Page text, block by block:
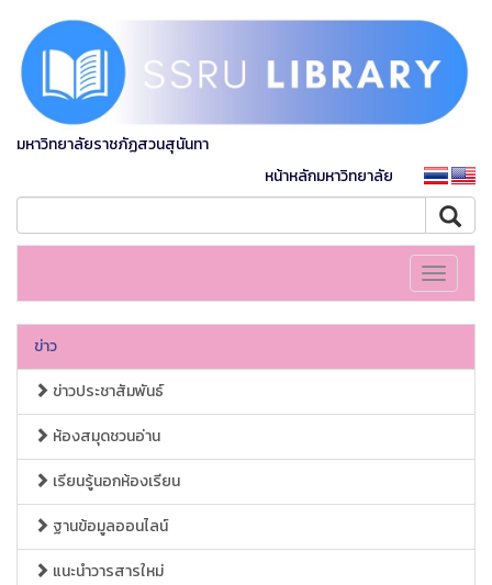
มหาวิทยาลัยราชภัฏสวนสุนันทา
หน้าหลักมหาวิทยาลัย
Toggle
ข่าว
ข่าวประชาสัมพันธ์
ห้องสมุดชวนอ่าน
เรียนรู้นอกห้องเรียน
ฐานข้อมูลออนไลน์
แนะนำวารสารใหม่